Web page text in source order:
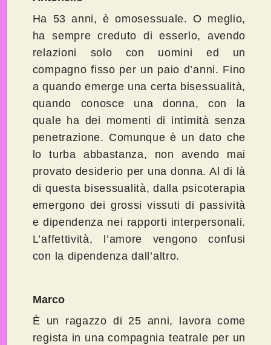
Ha 53 anni, è omosessuale. O meglio,
ha sempre creduto di esserlo, avendo
relazioni solo con uomini ed un
compagno fisso per un paio d’anni. Fino
a quando emerge una certa bisessualità,
quando conosce una donna, con la
quale ha dei momenti di intimità senza
penetrazione. Comunque è un dato che
lo turba abbastanza, non avendo mai
provato desiderio per una donna. Al di là
di questa bisessualità, dalla psicoterapia
emergono dei grossi vissuti di passività
e dipendenza nei rapporti interpersonali.
L’affettività, l’amore vengono confusi
con la dipendenza dall’altro.
Marco
È un ragazzo di 25 anni, lavora come
regista in una compagnia teatrale per un